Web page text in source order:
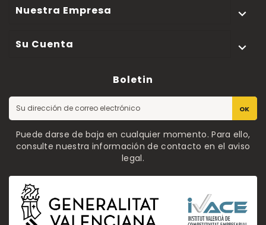
Nuestra Empresa 
Su Cuenta 
Boletin
OK
Puede darse de baja en cualquier momento. Para ello,
consulte nuestra información de contacto en el aviso
legal.